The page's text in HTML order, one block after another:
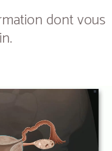
dont vous